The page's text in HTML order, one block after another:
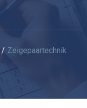
Zeigepaartechnik